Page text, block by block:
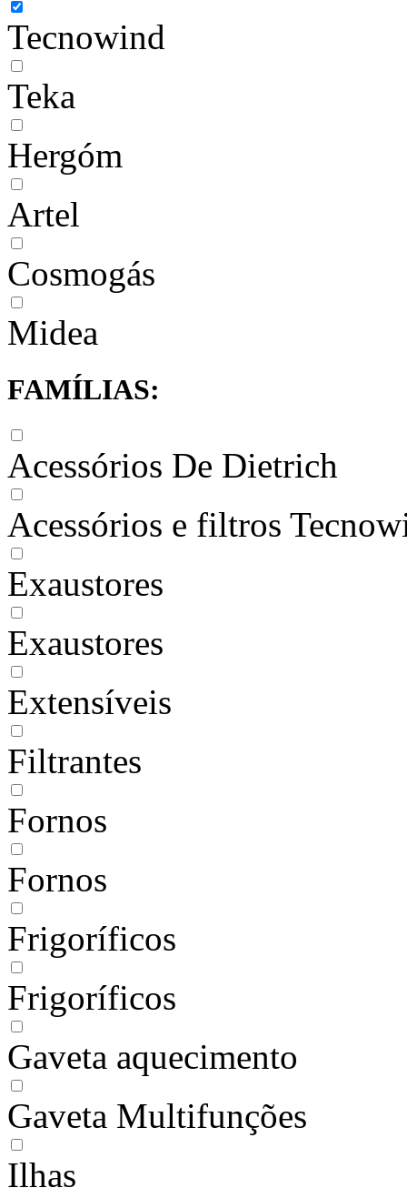
Tecnowind
Teka
Hergóm
Artel
Cosmogás
Midea
FAMÍLIAS:
Acessórios De Dietrich
Acessórios e filtros
Exaustores
Exaustores
Extensíveis
Filtrantes
Fornos
Fornos
Frigoríficos
Frigoríficos
Gaveta aquecimento
Gaveta Multifunções
Ilhas